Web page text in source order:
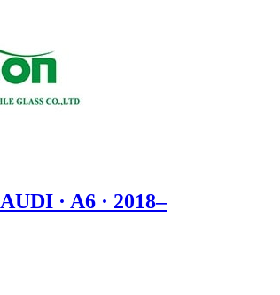
AUDI · A6 · 2018–